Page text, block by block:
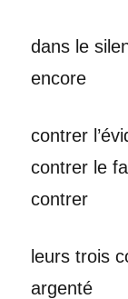
dans le
encore
contrer
contrer le
contrer
leurs trois
argenté